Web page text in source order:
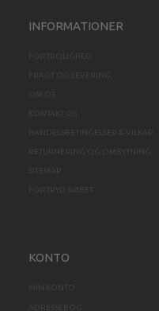
INFORMATIONER
FORTROLIGHED
FRAGT OG LEVERING
OM OS
KONTAKT OS
HANDELSBETINGELSER & VILKÅR
RETURNERING OG OMBYTNING
SITEMAP
FORTRYD KØBET
KONTO
MIN KONTO
ADRESSEBOG